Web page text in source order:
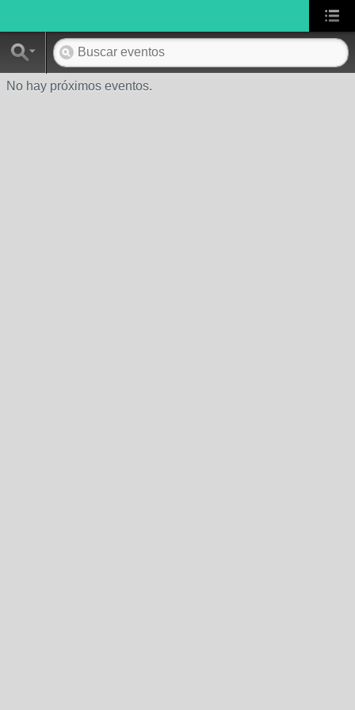
No hay próximos eventos.